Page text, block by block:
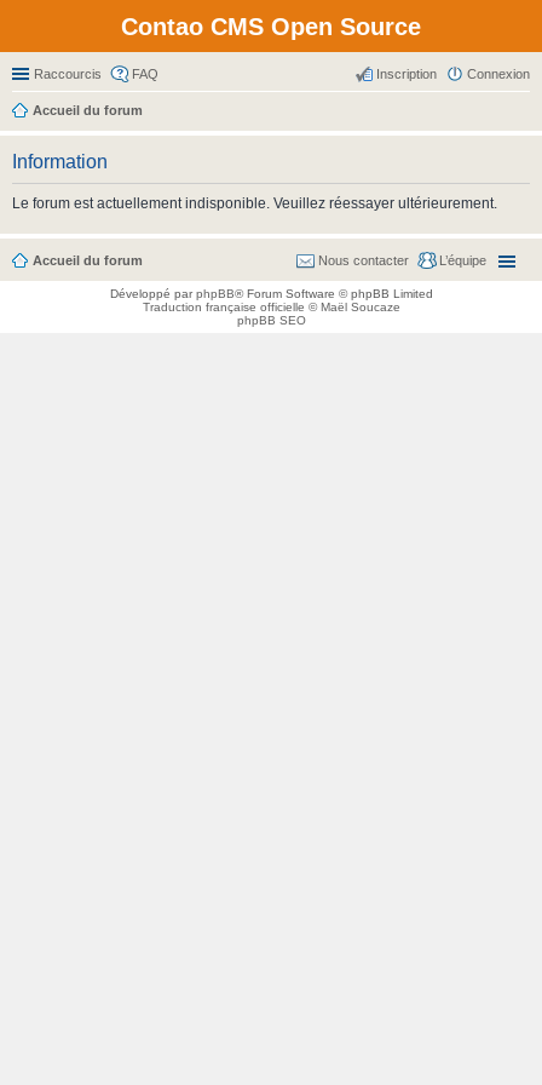
Contao CMS Open Source
Raccourcis FAQ Connexion
Inscription
Accueil du forum
Information
Le forum est actuellement indisponible. Veuillez réessayer ultérieurement.
Accueil du forum L’équipe
Nous contacter
Développé parphpBB® Forum Software © phpBB Limited
Traduction française officielle ©Maël Soucaze
phpBB SEO